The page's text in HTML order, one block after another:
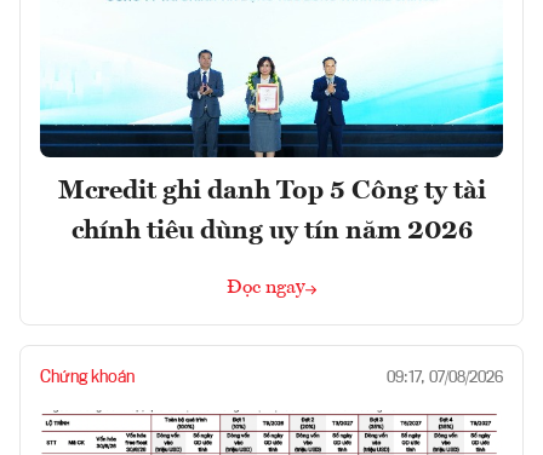
Mcredit ghi danh Top 5 Công ty tài
chính tiêu dùng uy tín năm 2026
Đọc ngay
Chứng khoán 09:17, 07/08/2026